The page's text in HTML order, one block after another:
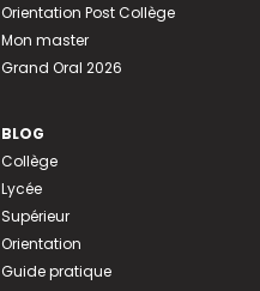
Orientation Post Collège
Mon master
Grand Oral 2026
BLOG
Collège
Lycée
Supérieur
Orientation
Guide pratique